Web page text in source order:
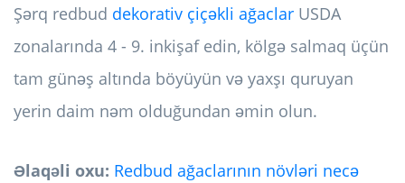
Şərq redbud dekorativ çiçəkli ağaclar USDA
zonalarında 4 - 9. inkişaf edin, kölgə salmaq üçün
tam günəş altında böyüyün və yaxşı quruyan
yerin daim nəm olduğundan əmin olun.
Əlaqəli oxu: Redbud ağaclarının növləri necə